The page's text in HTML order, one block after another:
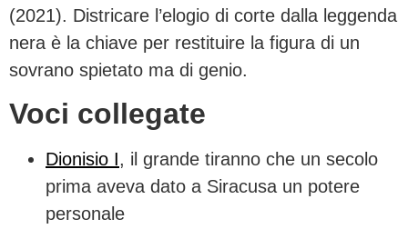
(2021). Districare l’elogio di corte dalla leggenda
nera è la chiave per restituire la figura di un
sovrano spietato ma di genio.
Voci collegate
Dionisio I, il grande tiranno che un secolo
prima aveva dato a Siracusa un potere
personale